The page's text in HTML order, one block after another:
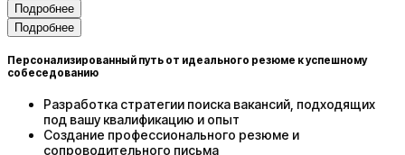
Подробнее
Подробнее
Персонализированный путь от идеального резюме к успешному
собеседованию
Разработка стратегии поиска вакансий, подходящих
под вашу квалификацию и опыт
Создание профессионального резюме и
сопроводительного письма